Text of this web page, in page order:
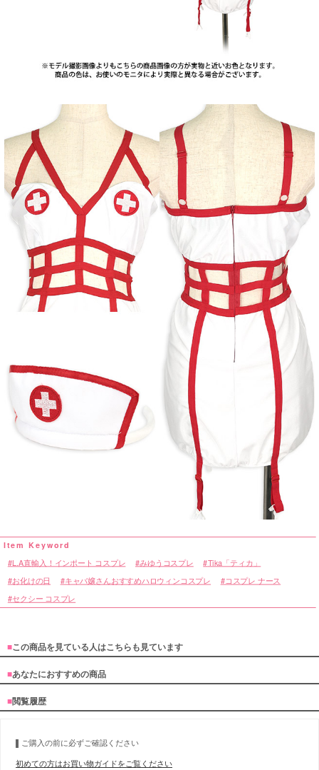
L.A直輸入！インポート コスプレ みゆうコスプレ Tika「ティカ」
お化けの日 キャバ嬢さんおすすめハロウィンコスプレ コスプレ ナース
セクシー コスプレ
■この商品を見ている人はこちらも見ています
■あなたにおすすめの商品
■閲覧履歴
ご購入の前に必ずご確認ください
初めての方はお買い物ガイドをご覧ください